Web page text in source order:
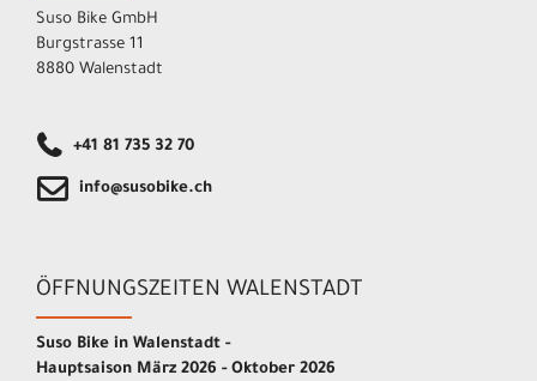
Suso Bike GmbH
Burgstrasse 11
8880 Walenstadt
+41 81 735 32 70
info@susobike.ch
ÖFFNUNGSZEITEN WALENSTADT
Suso Bike in Walenstadt -
Hauptsaison März 2026 - Oktober 2026